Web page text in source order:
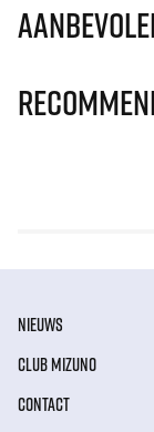
NIEUWS
CLUB MIZUNO
CONTACT